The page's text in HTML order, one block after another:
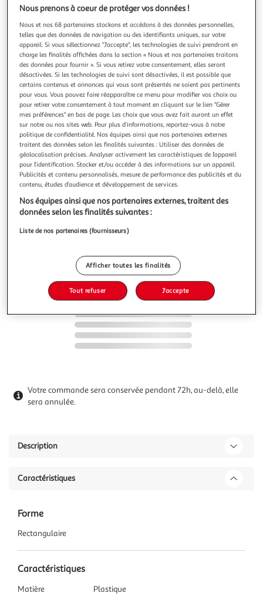
précédente
suivante
GARDENSTAR
Balconnière + plateau L50 cm moutarde
Cette balconnière ainsi que le plateau assorti de 50 cm en
coloris moutarde de GARDENSTAR seront parfait pour
mettre en avant vos plantes aromatiques, fleurs mais aussi
votre balcon.
En savoir +
Garantie légale: 2 ans (voir CGV)
Vendu parAuchan
Choisir un magasin
Retrait 1h en magasin
Paiement en ligne ·Service offert
6,59€
Votre commande sera conservée pendant 72h, au-delà, elle
sera annulée.
Description
Caractéristiques
Forme
Rectangulaire
Caractéristiques
Matière
Plastique
Nous prenons à coeur de protéger vos données !
Nous et nos 68 partenaires stockons et accédons à des données personnelles,
telles que des données de navigation ou des identifiants uniques, sur votre
appareil. Si vous sélectionnez "J'accepte", les technologies de suivi prendront en
charge les finalités affichées dans la section « Nous et nos partenaires traitons
des données pour fournir ». Si vous retirez votre consentement, elles seront
désactivées. Si les technologies de suivi sont désactivées, il est possible que
certains contenus et annonces qui vous sont présentés ne soient pas pertinents
pour vous. Vous pouvez faire réapparaître ce menu pour modifier vos choix ou
pour retirer votre consentement à tout moment en cliquant sur le lien "Gérer
mes préférences" en bas de page. Les choix que vous avez fait auront un effet
sur notre ou nos sites web. Pour plus d’informations, reportez-vous à notre
politique de confidentialité. Nos équipes ainsi que nos partenaires externes
traitent des données selon les finalités suivantes : Utiliser des données de
géolocalisation précises. Analyser activement les caractéristiques de l’appareil
pour l’identification. Stocker et/ou accéder à des informations sur un appareil.
Publicités et contenu personnalisés, mesure de performance des publicités et du
contenu, études d’audience et développement de services.
Nos équipes ainsi que nos partenaires externes, traitent des
données selon les finalités suivantes :
Liste de nos partenaires (fournisseurs)
Afficher toutes les finalités
Tout refuser J'accepte